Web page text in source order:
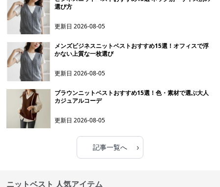
選び方
更新日2026-08-05
メンズビジネスニットベストおすすめ15選！オフィスで浮
かない上質な一枚選び
更新日2026-08-05
ブラウンニットベストおすすめ15選！色・素材で選ぶ大人
カジュアルコーデ
更新日2026-08-05
記事一覧へ ›
ニットベスト 人気アイテム